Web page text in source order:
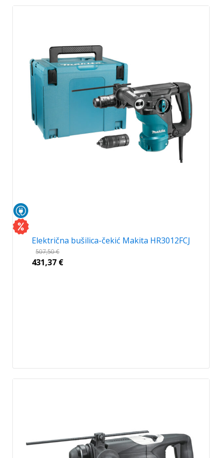
Električna bušilica-čekić Makita HR3012FCJ
507,50€
431,37 €